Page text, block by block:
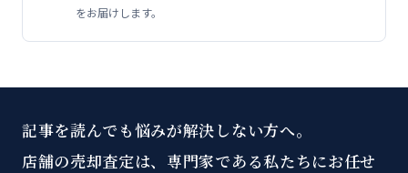
をお届けします。
記事を読んでも悩みが解決しない方へ。
店舗の売却査定は、専門家である私たちにお任せ